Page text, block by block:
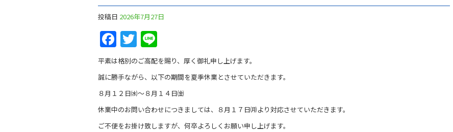
投稿日 2026年7月27日
Facebook
Twitter
平素は格別のご高配を賜り、厚く御礼申し上げます。
誠に勝手ながら、以下の期間を夏季休業とさせていただきます。
８月１２日㈬～８月１４日㈮
休業中のお問い合わせにつきましては、８月１７日㈪より対応させていただきます。
ご不便をお掛け致しますが、何卒よろしくお願い申し上げます。